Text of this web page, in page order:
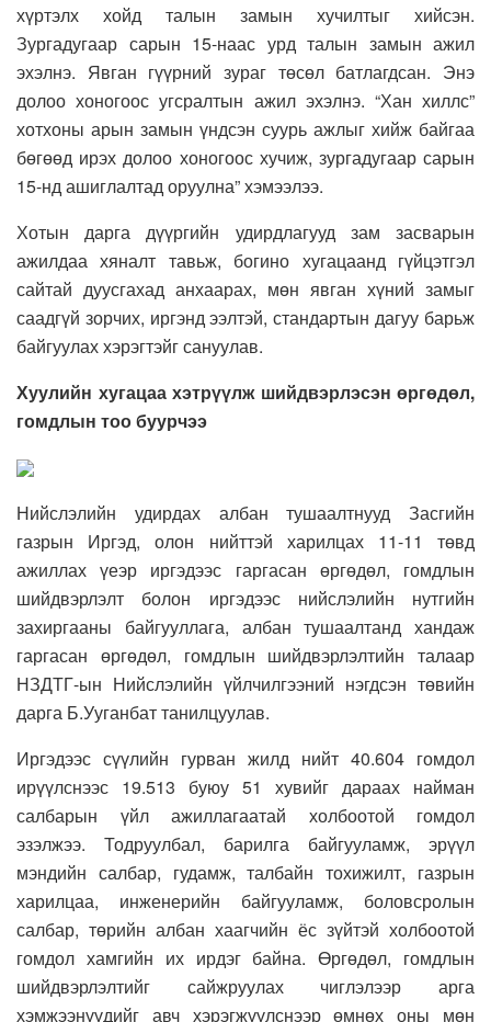
хүртэлх хойд талын замын хучилтыг хийсэн.
Зургадугаар сарын 15-наас урд талын замын ажил
эхэлнэ. Явган гүүрний зураг төсөл батлагдсан. Энэ
долоо хоногоос угсралтын ажил эхэлнэ. “Хан хиллс”
хотхоны арын замын үндсэн суурь ажлыг хийж байгаа
бөгөөд ирэх долоо хоногоос хучиж, зургадугаар сарын
15-нд ашиглалтад оруулна” хэмээлээ.
Хотын дарга дүүргийн удирдлагууд зам засварын
ажилдаа хяналт тавьж, богино хугацаанд гүйцэтгэл
сайтай дуусгахад анхаарах, мөн явган хүний замыг
саадгүй зорчих, иргэнд ээлтэй, стандартын дагуу барьж
байгуулах хэрэгтэйг сануулав.
Хуулийн хугацаа хэтрүүлж шийдвэрлэсэн өргөдөл,
гомдлын тоо буурчээ
Нийслэлийн удирдах албан тушаалтнууд Засгийн
газрын Иргэд, олон нийттэй харилцах 11-11 төвд
ажиллах үеэр иргэдээс гаргасан өргөдөл, гомдлын
шийдвэрлэлт болон иргэдээс нийслэлийн нутгийн
захиргааны байгууллага, албан тушаалтанд хандаж
гаргасан өргөдөл, гомдлын шийдвэрлэлтийн талаар
НЗДТГ-ын Нийслэлийн үйлчилгээний нэгдсэн төвийн
дарга Б.Ууганбат танилцуулав.
Иргэдээс сүүлийн гурван жилд нийт 40.604 гомдол
ирүүлснээс 19.513 буюу 51 хувийг дараах найман
салбарын үйл ажиллагаатай холбоотой гомдол
эзэлжээ. Тодруулбал, барилга байгууламж, эрүүл
мэндийн салбар, гудамж, талбайн тохижилт, газрын
харилцаа, инженерийн байгууламж, боловсролын
салбар, төрийн албан хаагчийн ёс зүйтэй холбоотой
гомдол хамгийн их ирдэг байна. Өргөдөл, гомдлын
шийдвэрлэлтийг сайжруулах чиглэлээр арга
хэмжээнүүдийг авч хэрэгжүүлснээр өмнөх оны мөн